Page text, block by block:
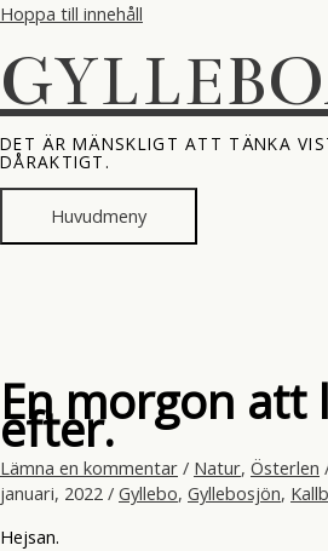
Hoppa till innehåll
DET ÄR MÄNSKLIGT ATT TÄNKA
DÅRAKTIGT.
Huvudmeny
En morgon att
efter.
Lämna en kommentar / Natur, Österlen
januari, 2022 / Gyllebo, Gyllebosjön,
Hejsan.